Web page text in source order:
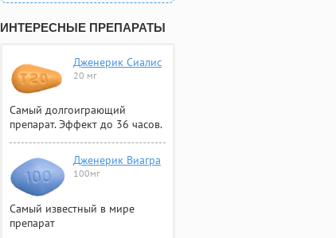
ИНТЕРЕСНЫЕ ПРЕПАРАТЫ
Дженерик Сиалис
20 мг
Самый долгоиграющий
препарат. Эффект до 36 часов.
Дженерик Виагра
100мг
Самый известный в мире
препарат